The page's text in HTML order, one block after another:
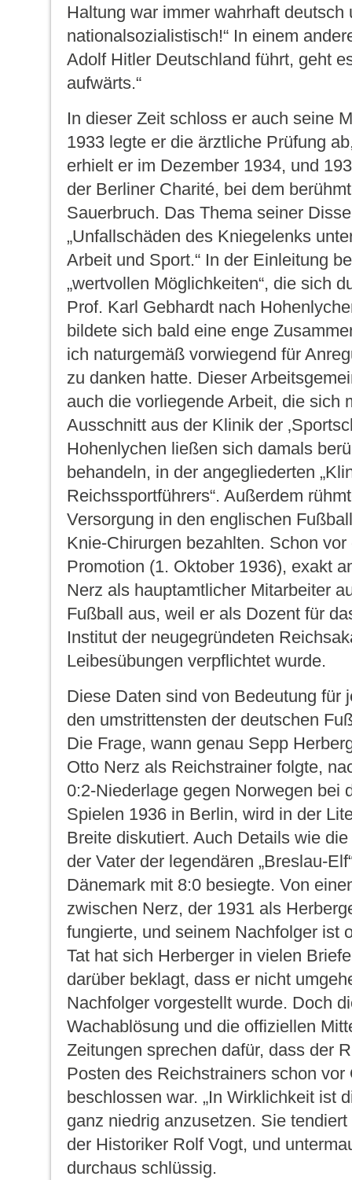
Haltung war immer wahrhaft deutsch
nationalsozialistisch!“ In einem
Adolf Hitler Deutschland führt, geht
aufwärts.“
In dieser Zeit schloss er auch seine
1933 legte er die ärztliche Prüfung
erhielt er im Dezember 1934, und
der Berliner Charité, bei dem
Sauerbruch. Das Thema seiner
„Unfallschäden des Kniegelenks
Arbeit und Sport.“ In der Einleitung
„wertvollen Möglichkeiten“, die sich
Prof. Karl Gebhardt nach
bildete sich bald eine enge
ich naturgemäß vorwiegend für
zu danken hatte. Dieser
auch die vorliegende Arbeit, die sich
Ausschnitt aus der Klinik der
Hohenlychen ließen sich damals
behandeln, in der angegliederten
Reichssportführers“. Außerdem
Versorgung in den englischen
Knie-Chirurgen bezahlten. Schon vor
Promotion (1. Oktober 1936), exakt
Nerz als hauptamtlicher Mitarbeiter
Fußball aus, weil er als Dozent für
Institut der neugegründeten
Leibesübungen verpflichtet wurde.
Diese Daten sind von Bedeutung für
den umstrittensten der deutschen
Die Frage, wann genau Sepp
Otto Nerz als Reichstrainer folgte,
0:2-Niederlage gegen Norwegen bei
Spielen 1936 in Berlin, wird in der
Breite diskutiert. Auch Details wie
der Vater der legendären „Breslau-
Dänemark mit 8:0 besiegte. Von
zwischen Nerz, der 1931 als
fungierte, und seinem Nachfolger ist
Tat hat sich Herberger in vielen
darüber beklagt, dass er nicht
Nachfolger vorgestellt wurde. Doch
Wachablösung und die offiziellen
Zeitungen sprechen dafür, dass der
Posten des Reichstrainers schon vor
beschlossen war. „In Wirklichkeit ist
ganz niedrig anzusetzen. Sie
der Historiker Rolf Vogt, und
durchaus schlüssig.